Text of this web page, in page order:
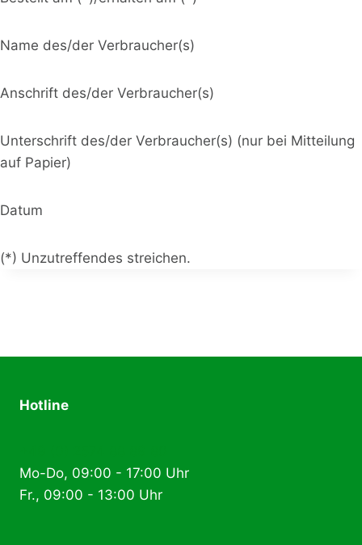
Name des/der Verbraucher(s)
Anschrift des/der Verbraucher(s)
Unterschrift des/der Verbraucher(s) (nur bei Mitteilung
auf Papier)
Datum
(*) Unzutreffendes streichen.
Hotline
Mo-Do, 09:00 - 17:00 Uhr
Fr., 09:00 - 13:00 Uhr